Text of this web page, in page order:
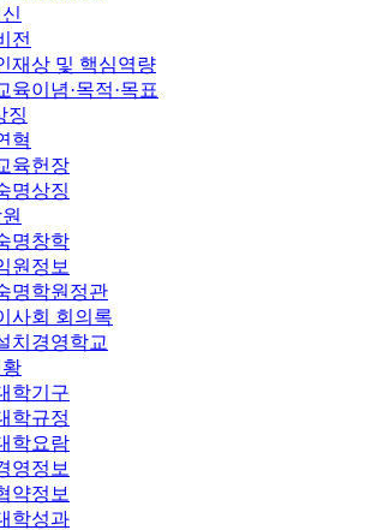
전
재상 및 핵심역량
육이념·목적·목표
징
혁
육헌장
명상징
명창학
원정보
명학원정관
사회 회의록
치경영학교
학기구
학규정
학요람
영정보
약정보
학성과